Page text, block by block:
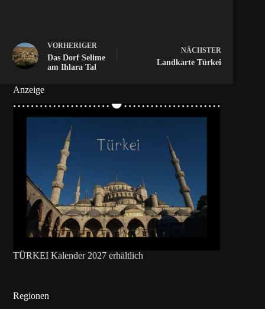
VORHERIGER
Das Dorf Selime
am Ihlara Tal
NÄCHSTER
Landkarte Türkei
Anzeige
TÜRKEI Kalender 2027 erhältlich
Regionen